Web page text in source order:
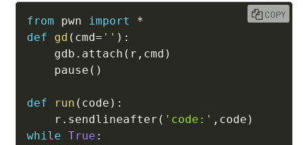
from pwn import
*
def
gd ( cmd= '' ) :
    gdb
. attach ( r , cmd )
    pause
( )
def run ( code ) :
    r
. sendlineafter ( 'code:' , code )
while True :
COPY